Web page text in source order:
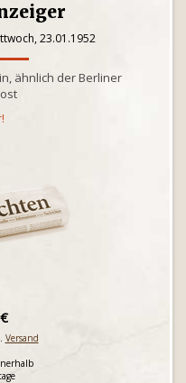
23.01.1952
ähnlich der Berliner
Versand